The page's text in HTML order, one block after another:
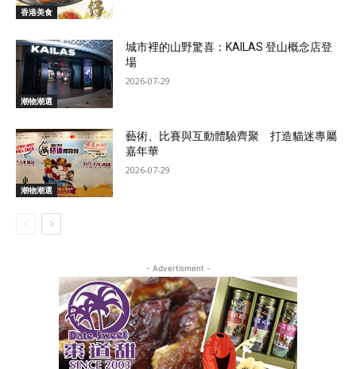
香港美食
潮物潮選
城市裡的山野驚喜：KAILAS 登山概念店登
場
2026-07-29
潮物潮選
藝術、比賽與互動體驗齊聚 打造貓迷專屬
嘉年華
2026-07-29
- Advertisment -